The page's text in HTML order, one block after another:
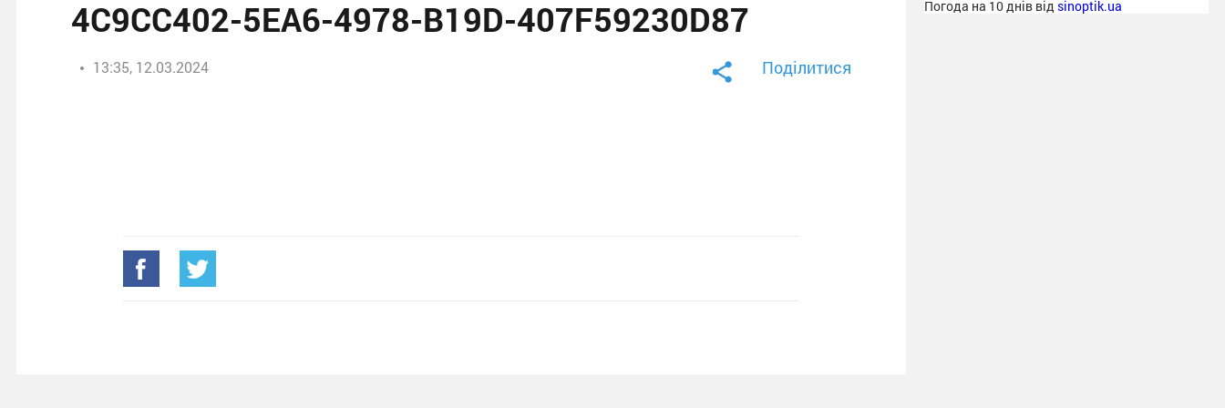
4C9CC402-5EA6-4978-B19D-407F59230D87
13:35, 12.03.2024 Поділитися
Погода на 10 днів від sinoptik.ua